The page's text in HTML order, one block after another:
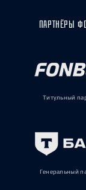
ПАРТНЁРЫ
Титульный
Генеральный